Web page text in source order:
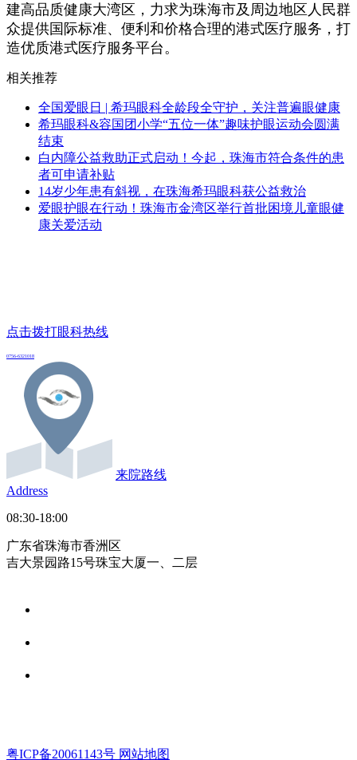
建高品质健康大湾区，力求为珠海市及周边地区人民群
众提供国际标准、便利和价格合理的港式医疗服务，打
造优质港式医疗服务平台。
相关推荐
全国爱眼日 | 希玛眼科全龄段全守护，关注普遍眼健康
希玛眼科&容国团小学“五位一体”趣味护眼运动会圆满
结束
白内障公益救助正式启动！今起，珠海市符合条件的患
者可申请补贴
14岁少年患有斜视，在珠海希玛眼科获公益救治
爱眼护眼在行动！珠海市金湾区举行首批困境儿童眼健
康关爱活动
点击拨打眼科热线
0756-6321018
来院路线
Address
08:30-18:00
广东省珠海市香洲区
吉大景园路15号珠宝大厦一、二层
粤ICP备20061143号 网站地图